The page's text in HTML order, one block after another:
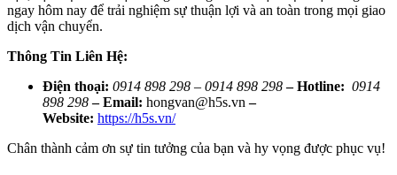
ngay hôm nay để trải nghiệm sự thuận lợi và an toàn trong mọi giao
dịch vận chuyển.
Thông Tin Liên Hệ:
Điện thoại: 0914 898 298 – 0914 898 298 – Hotline: 0914
898 298 – Email: hongvan@h5s.vn–
Website: https://h5s.vn/
Chân thành cảm ơn sự tin tưởng của bạn và hy vọng được phục vụ!